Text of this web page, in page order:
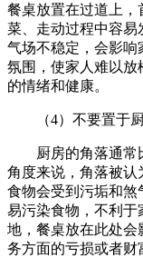
餐桌放置在过道上，
菜、走动过程中容易
气场不稳定，会影响
氛围，使家人难以放
的情绪和健康。
（4）不要置于
厨房的角落通
角度来说，角落被认
食物会受到污垢和煞
易污染食物，不利于
地，餐桌放在此处会
务方面的亏损或者财